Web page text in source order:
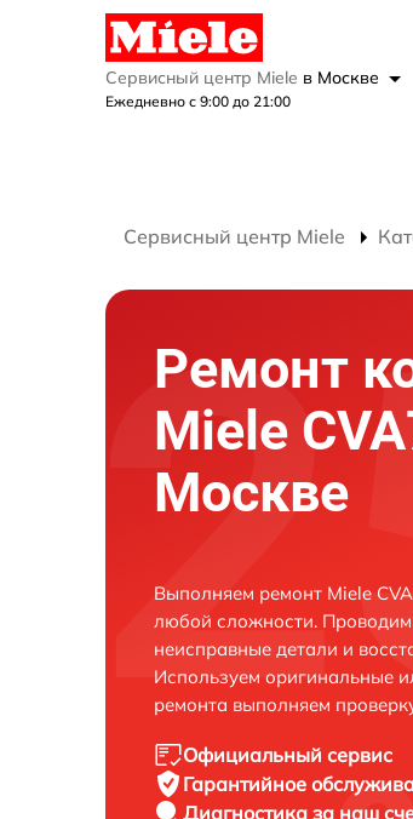
Сервисный центр Miele в Москве
Ежедневно с 9:00 до 21:00
Сервисный центр Miele
Ремонт
Miele
Москве
Выполняем ремонт Miele
любой сложности. Проводим
неисправные детали и
Используем оригинальные
ремонта выполняем
Официальный сервис
Гарантийное
Диагностика за наш